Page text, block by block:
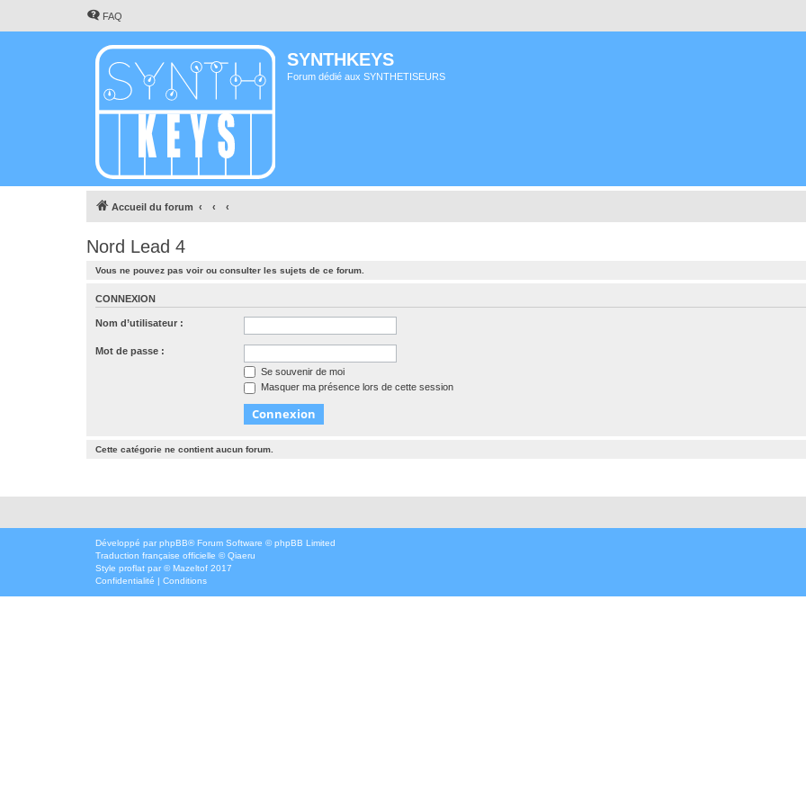
FAQ
SYNTHKEYS
Forum dédié aux SYNTHETISEURS
Accueil du forum
Nord Lead 4
Vous ne pouvez pas voir ou consulter les sujets de ce forum.
CONNEXION
Nom d’utilisateur :
Mot de passe :
Se souvenir de moi
Masquer ma présence lors de cette session
Cette catégorie ne contient aucun forum.
Développé par phpBB® Forum Software © phpBB Limited
Traduction française officielle ©Qiaeru
Style proflat par ©Mazeltof 2017
Confidentialité | Conditions